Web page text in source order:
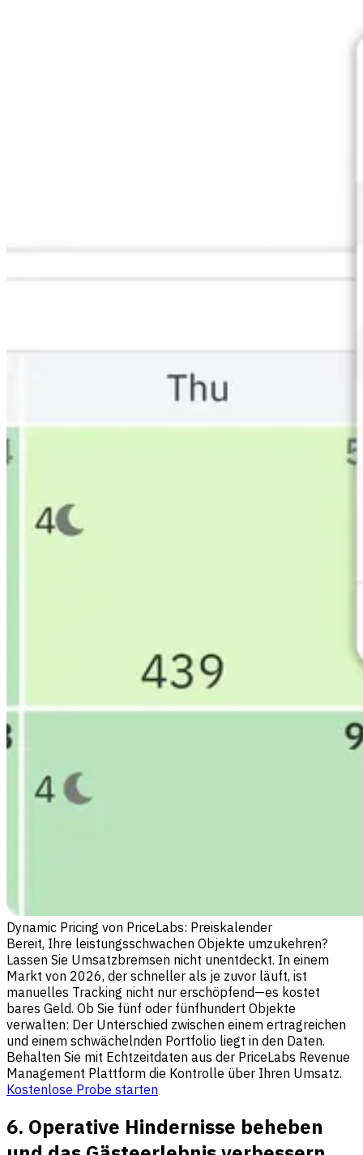
Dynamic Pricing von PriceLabs: Preiskalender
Bereit, Ihre leistungsschwachen Objekte umzukehren?
Lassen Sie Umsatzbremsen nicht unentdeckt. In einem
Markt von 2026, der schneller als je zuvor läuft, ist
manuelles Tracking nicht nur erschöpfend—es kostet
bares Geld. Ob Sie fünf oder fünfhundert Objekte
verwalten: Der Unterschied zwischen einem ertragreichen
und einem schwächelnden Portfolio liegt in den Daten.
Behalten Sie mit Echtzeitdaten aus der PriceLabs Revenue
Management Plattform die Kontrolle über Ihren Umsatz.
Kostenlose Probe starten
6. Operative Hindernisse beheben